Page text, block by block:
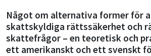
Något om alternativa former för
skattskyldiga rättssäkerhet och
skattefrågor – en teoretisk och
ett amerikanskt och ett svenskt